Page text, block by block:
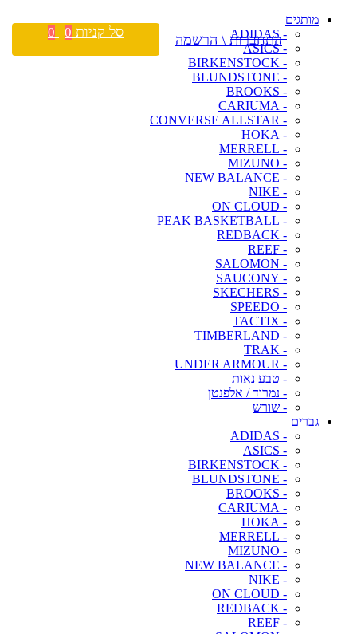
מותגים
- ADIDAS
- ASICS
- BIRKENSTOCK
- BLUNDSTONE
- BROOKS
- CARIUMA
- CONVERSE ALLSTAR
- HOKA
- MERRELL
- MIZUNO
- NEW BALANCE
- NIKE
- ON CLOUD
- PEAK BASKETBALL
- REDBACK
- REEF
- SALOMON
- SAUCONY
- SKECHERS
- SPEEDO
- TACTIX
- TIMBERLAND
- TRAK
- UNDER ARMOUR
- טבע נאות
- נמרוד / אלפנטן
- שורש
גברים
- ADIDAS
- ASICS
- BIRKENSTOCK
- BLUNDSTONE
- BROOKS
- CARIUMA
- HOKA
- MERRELL
- MIZUNO
- NEW BALANCE
- NIKE
- ON CLOUD
- REDBACK
- REEF
התחברות \ הרשמה סל קניות 0
0